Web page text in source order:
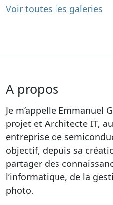
Voir toutes les galeries
A propos
Je m’appelle Emmanuel
projet et Architecte IT,
entreprise de
objectif, depuis sa
partager des
l’informatique, de la
photo.